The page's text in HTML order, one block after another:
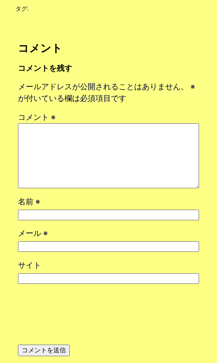
タグ:
コメント
コメントを残す
メールアドレスが公開されることはありません。
※
が付いている欄は必須項目です
コメント ※
名前 ※
メール ※
サイト